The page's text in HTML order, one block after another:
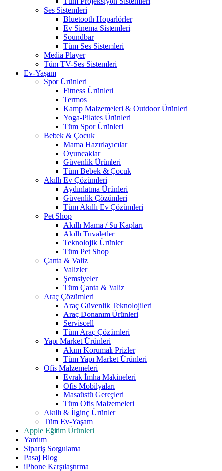
Ses Sistemleri
Bluetooth Hoparlörler
Ev Sinema Sistemleri
Soundbar
Tüm Ses Sistemleri
Media Player
Tüm TV-Ses Sistemleri
Ev-Yaşam
Spor Ürünleri
Fitness Ürünleri
Termos
Kamp Malzemeleri & Outdoor Ürünleri
Yoga-Pilates Ürünleri
Tüm Spor Ürünleri
Bebek & Çocuk
Mama Hazırlayıcılar
Oyuncaklar
Güvenlik Ürünleri
Tüm Bebek & Çocuk
Akıllı Ev Çözümleri
Aydınlatma Ürünleri
Güvenlik Çözümleri
Tüm Akıllı Ev Çözümleri
Pet Shop
Akıllı Mama / Su Kapları
Akıllı Tuvaletler
Teknolojik Ürünler
Tüm Pet Shop
Çanta & Valiz
Valizler
Şemsiyeler
Tüm Çanta & Valiz
Araç Çözümleri
Araç Güvenlik Teknolojileri
Araç Donanım Ürünleri
Serviscell
Tüm Araç Çözümleri
Yapı Market Ürünleri
Akım Korumalı Prizler
Tüm Yapı Market Ürünleri
Ofis Malzemeleri
Evrak İmha Makineleri
Ofis Mobilyaları
Masaüstü Gereçleri
Tüm Ofis Malzemeleri
Akıllı & İlginç Ürünler
Tüm Ev-Yaşam
Apple Eğitim Ürünleri
Yardım
Sipariş Sorgulama
Pasaj Blog
iPhone Karşılaştırma